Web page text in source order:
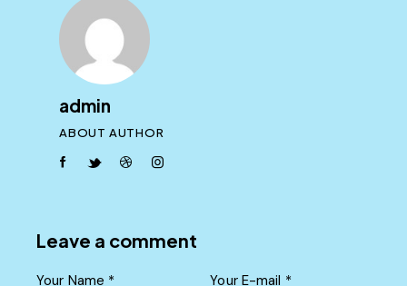
admin
ABOUT AUTHOR
facebook-
twitter-dribble-instagram
Leave a comment